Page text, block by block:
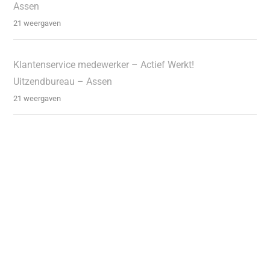
Assen
21 weergaven
Klantenservice medewerker – Actief Werkt!
Uitzendbureau – Assen
21 weergaven